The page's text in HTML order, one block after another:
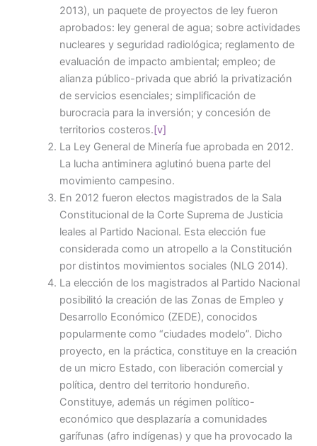
2013), un paquete de proyectos de ley fueron
aprobados: ley general de agua; sobre actividades
nucleares y seguridad radiológica; reglamento de
evaluación de impacto ambiental; empleo; de
alianza público-privada que abrió la privatización
de servicios esenciales; simplificación de
burocracia para la inversión; y concesión de
territorios costeros. [v]
La Ley General de Minería fue aprobada en 2012.
La lucha antiminera aglutinó buena parte del
movimiento campesino.
En 2012 fueron electos magistrados de la Sala
Constitucional de la Corte Suprema de Justicia
leales al Partido Nacional. Esta elección fue
considerada como un atropello a la Constitución
por distintos movimientos sociales (NLG 2014).
La elección de los magistrados al Partido Nacional
posibilitó la creación de las Zonas de Empleo y
Desarrollo Económico (ZEDE), conocidos
popularmente como “ciudades modelo”. Dicho
proyecto, en la práctica, constituye en la creación
de un micro Estado, con liberación comercial y
política, dentro del territorio hondureño.
Constituye, además un régimen político-
económico que desplazaría a comunidades
garífunas (afro indígenas) y que ha provocado la